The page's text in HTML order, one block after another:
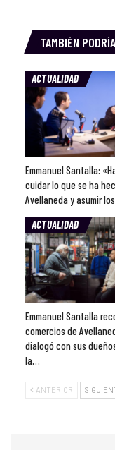
TAMBIÉN
ACTUALIDAD
Emmanuel Santalla:
cuidar lo que se ha
Avellaneda y asumir
ACTUALIDAD
Emmanuel Santalla
comercios de
dialogó con sus
la…
ANTERIOR